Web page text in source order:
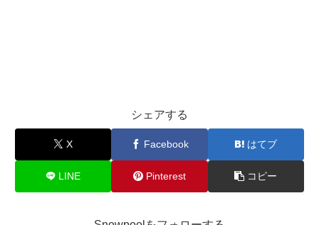
シェアする
X Facebook はてブ
LINE Pinterest コピー